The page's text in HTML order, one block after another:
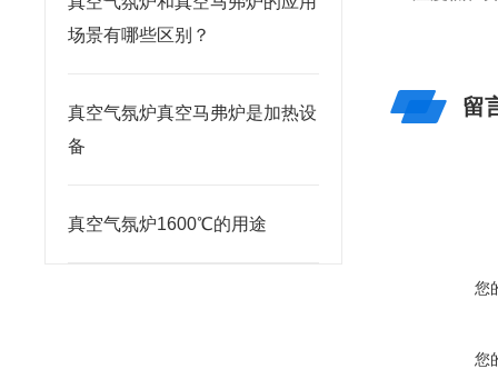
场景有哪些区别？
真空气氛炉真空马弗炉是加热设
备
真空气氛炉1600℃的用途
留
您
您